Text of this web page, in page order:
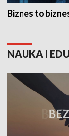
Biznes to
NAUKA I